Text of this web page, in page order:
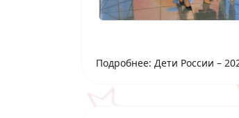
Подробнее: Дети России –